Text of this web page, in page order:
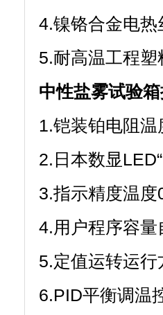
4.镍铬合金电热丝
5.耐高温工程塑
中性盐雾试验
1.铠装铂电阻温
2.日本数显
3.指示精度温度
4.用户程序容量
5.定值运转运行方
6.PID平衡调温